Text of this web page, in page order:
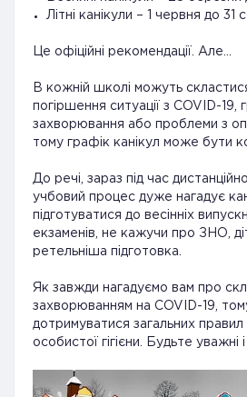
Літні канікули – 1 червня до 31
Це офіційні рекомендації. Але…
В кожній школі можуть
погіршення ситуації з COVID-19,
захворювання або проблеми з
тому графік канікул може бути
До речі, зараз під час
учбовий процес дуже нагадує
підготуватися до весінніх
екзаменів, не кажучи про ЗНО,
ретельніша підготовка.
Як завжди нагадуємо вам про
захворюванням на COVID-19,
дотримуватися загальних правил
особистої гігієни. Будьте уважні і